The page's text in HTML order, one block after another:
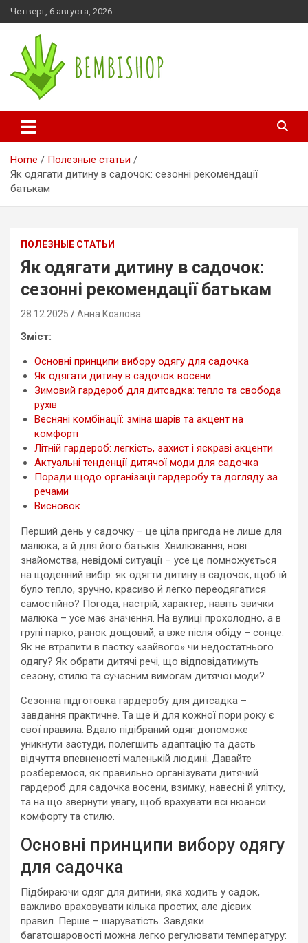
Skip
to
Четверг, 6 августа, 2026
bembishop.com.ua
Home
Полезные статьи
Як одягати дитину в садочок: сезонні рекомендації
батькам
ПОЛЕЗНЫЕ СТАТЬИ
Як одягати дитину в садочок:
сезонні рекомендації батькам
28.12.2025 Анна Козлова
Зміст:
Основні принципи вибору одягу для садочка
Як одягати дитину в садочок восени
Зимовий гардероб для дитсадка: тепло та свобода
рухів
Весняні комбінації: зміна шарів та акцент на
комфорті
Літній гардероб: легкість, захист і яскраві акценти
Актуальні тенденції дитячої моди для садочка
Поради щодо організації гардеробу та догляду за
речами
Висновок
Перший день у садочку – це ціла пригода не лише для
малюка, а й для його батьків. Хвилювання, нові
знайомства, невідомі ситуації – усе це помножується
на щоденний вибір: як одягти дитину в садочок, щоб їй
було тепло, зручно, красиво й легко переодягатися
самостійно? Погода, настрій, характер, навіть звички
малюка – усе має значення. На вулиці прохолодно, а в
групі парко, ранок дощовий, а вже після обіду – сонце.
Як не втрапити в пастку «зайвого» чи недостатнього
одягу? Як обрати дитячі речі, що відповідатимуть
сезону, стилю та сучасним вимогам дитячої моди?
Сезонна підготовка гардеробу для дитсадка –
завдання практичне. Та ще й для кожної пори року є
свої правила. Вдало підібраний одяг допоможе
уникнути застуди, полегшить адаптацію та дасть
відчуття впевненості маленькій людині. Давайте
розберемося, як правильно організувати дитячий
гардероб для садочка восени, взимку, навесні й улітку,
та на що звернути увагу, щоб врахувати всі нюанси
комфорту та стилю.
Основні принципи вибору одягу
для садочка
Підбираючи одяг для дитини, яка ходить у садок,
важливо враховувати кілька простих, але дієвих
правил. Перше – шаруватість. Завдяки
багатошаровості можна легко регулювати температуру: